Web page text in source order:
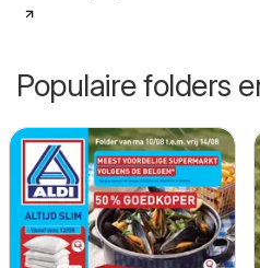
Populaire folders